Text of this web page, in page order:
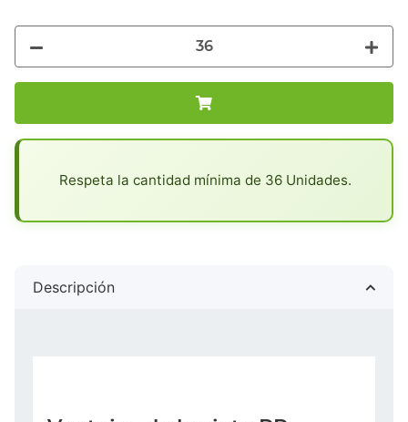
Respeta la cantidad mínima de 36 Unidades.
Descripción